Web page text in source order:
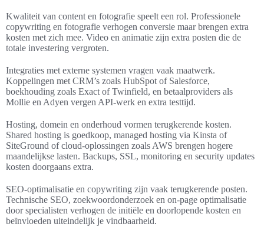
Kwaliteit van content en fotografie speelt een rol. Professionele
copywriting en fotografie verhogen conversie maar brengen extra
kosten met zich mee. Video en animatie zijn extra posten die de
totale investering vergroten.
Integraties met externe systemen vragen vaak maatwerk.
Koppelingen met CRM’s zoals HubSpot of Salesforce,
boekhouding zoals Exact of Twinfield, en betaalproviders als
Mollie en Adyen vergen API-werk en extra testtijd.
Hosting, domein en onderhoud vormen terugkerende kosten.
Shared hosting is goedkoop, managed hosting via Kinsta of
SiteGround of cloud-oplossingen zoals AWS brengen hogere
maandelijkse lasten. Backups, SSL, monitoring en security updates
kosten doorgaans extra.
SEO-optimalisatie en copywriting zijn vaak terugkerende posten.
Technische SEO, zoekwoordonderzoek en on-page optimalisatie
door specialisten verhogen de initiële en doorlopende kosten en
beïnvloeden uiteindelijk je vindbaarheid.